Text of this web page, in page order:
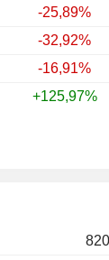
-25,89%
-32,92%
-16,91%
+125,97%
820